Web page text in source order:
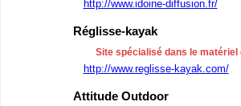
http://www.idoine-diffusion.fr/
Réglisse-kayak
Site spécialisé dans le matériel
http://www.reglisse-kayak.com/
Attitude Outdoor